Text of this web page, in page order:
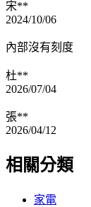
宋**
2024/10/06
內部沒有刻度
杜**
2026/07/04
張**
2026/04/12
相關分類
家電